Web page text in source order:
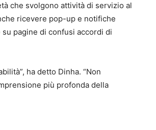
che svolgono attività di servizio al
ricevere pop-up e notifiche
pagine di confusi accordi di
ha detto Dinha. “Non
più profonda della